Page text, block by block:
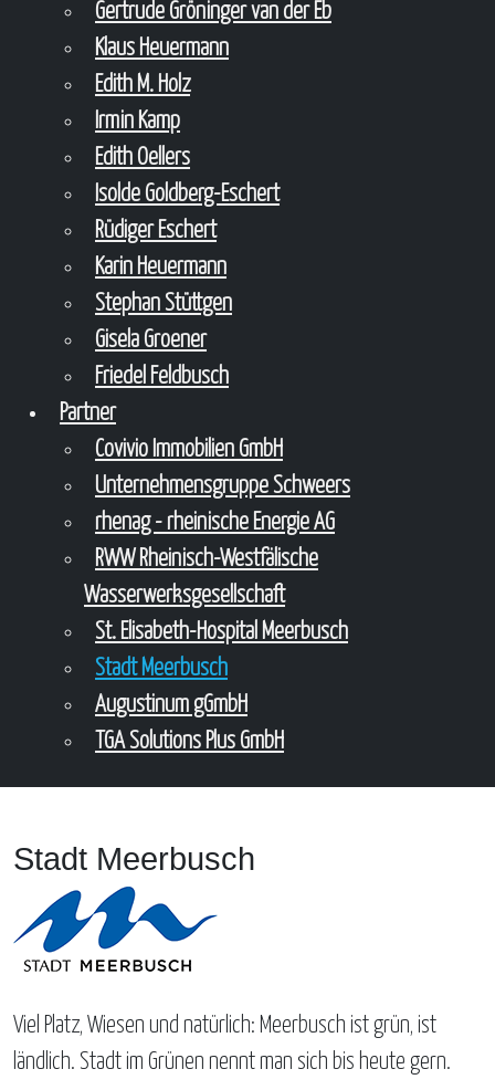
Gertrude Gröninger van der Eb
Klaus Heuermann
Edith M. Holz
Irmin Kamp
Edith Oellers
Isolde Goldberg-Eschert
Rüdiger Eschert
Karin Heuermann
Stephan Stüttgen
Gisela Groener
Friedel Feldbusch
Partner
Covivio Immobilien GmbH
Unternehmensgruppe Schweers
rhenag - rheinische Energie AG
RWW Rheinisch-Westfälische
Wasserwerksgesellschaft
St. Elisabeth-Hospital Meerbusch
Stadt Meerbusch
Augustinum gGmbH
TGA Solutions Plus GmbH
Stadt Meerbusch
Viel Platz, Wiesen und natürlich: Meerbusch ist grün, ist
ländlich. Stadt im Grünen nennt man sich bis heute gern.